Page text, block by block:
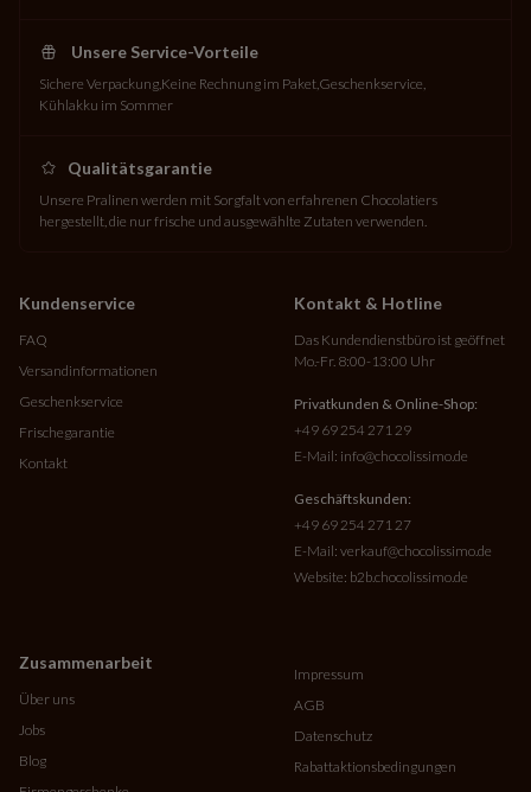
Unsere Service-Vorteile
Sichere Verpackung Keine Rechnung im Paket Geschenkservice
Kühlakku im Sommer
Qualitätsgarantie
Unsere Pralinen werden mit Sorgfalt von erfahrenen Chocolatiers
hergestellt, die nur frische und ausgewählte Zutaten verwenden.
Kundenservice
FAQ
Versandinformationen
Geschenkservice
Frischegarantie
Kontakt
Zusammenarbeit
Über uns
Jobs
Blog
Kontakt & Hotline
Das Kundendienstbüro ist geöffnet
Mo.-Fr. 8:00-13:00 Uhr
Privatkunden & Online-Shop:
+49 69 254 271 29
E-Mail: info@chocolissimo.de
Geschäftskunden:
+49 69 254 271 27
E-Mail: verkauf@chocolissimo.de
Website: b2b.chocolissimo.de
Impressum
AGB
Datenschutz
Rabattaktionsbedingungen